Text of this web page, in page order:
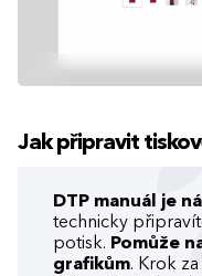
Jak připravit
DTP manuál je
technicky
potisk. Pomůže
grafikům. Krok